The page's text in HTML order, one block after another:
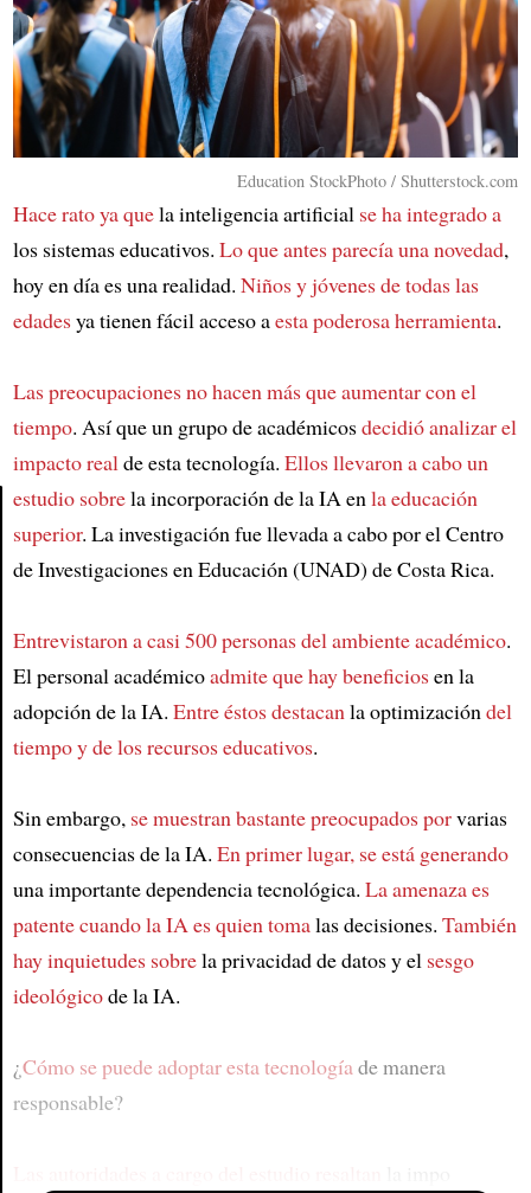
Education StockPhoto / Shutterstock.com
Hace rato ya quela inteligencia artificial se ha integrado a
los sistemas educativos. Lo que antes parecía una novedad,
hoy en día es una realidad. Niños y jóvenes de todas las
edadesya tienen fácil acceso aesta poderosa herramienta.
Las preocupaciones no hacen más que aumentar con el
tiempo. Así que un grupo de académicosdecidió analizar el
impacto realde esta tecnología. Ellos llevaron a cabo un
estudio sobrela incorporación de la IA enla educación
superior. La investigación fue llevada a cabo por el Centro
de Investigaciones en Educación (UNAD) de Costa Rica.
Entrevistaron a casi 500 personas del ambiente académico.
El personal académicoadmite que hay beneficiosen la
adopción de la IA. Entre éstos destacanla optimizacióndel
tiempo y de los recursos educativos.
Sin embargo, se muestran bastante preocupados porvarias
consecuencias de la IA. En primer lugar, se está generando
una importante dependencia tecnológica. La amenaza es
patente cuando la IA es quien tomalas decisiones. También
hay inquietudes sobrela privacidad de datos y el sesgo
ideológicode la IA.
¿Cómo se puede adoptar esta tecnologíade manera
responsable?